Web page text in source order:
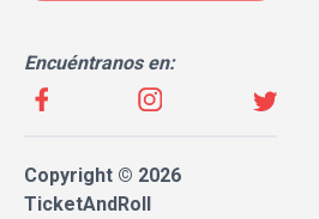
Encuéntranos en:
Copyright © 2026
TicketAndRoll